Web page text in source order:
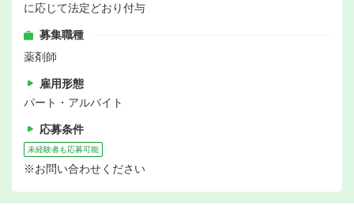
に応じて法定どおり付与
募集職種
薬剤師
雇用形態
パート・アルバイト
応募条件
未経験者も応募可能
※お問い合わせください